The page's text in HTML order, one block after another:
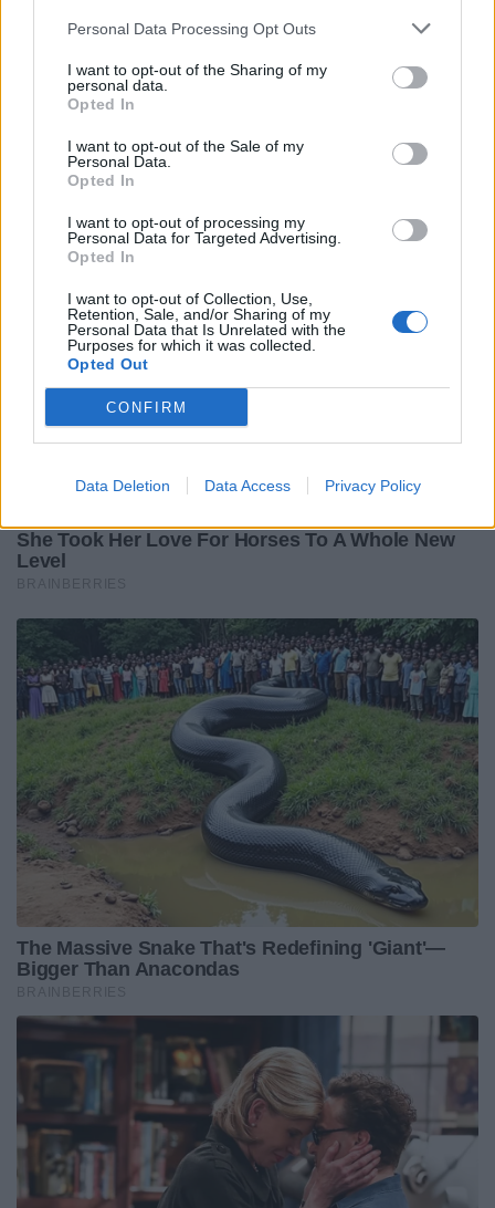
Personal Data Processing Opt Outs
I want to opt-out of the Sharing of my
personal data.
Opted In
I want to opt-out of the Sale of my
Personal Data.
Opted In
I want to opt-out of processing my
Personal Data for Targeted Advertising.
Opted In
I want to opt-out of Collection, Use,
Retention, Sale, and/or Sharing of my
Personal Data that Is Unrelated with the
Purposes for which it was collected.
Opted Out
CONFIRM
Data Deletion Data Access Privacy Policy
36-12
RNA - FI.FA. Security U.R. San Benedetto ---
Classifica
Civitavecchia R.Centumcellae 51
FI.FA. Security U.R. San Benedetto 33
LA Rugby L'Aquila 2021 31
Unione Rugby Firenze 26
Rugby Roma Olimpic Club 1930 24
Polisportiva Paganica Rugby 21
RNA 21
US Roma Rugby R.L. 0